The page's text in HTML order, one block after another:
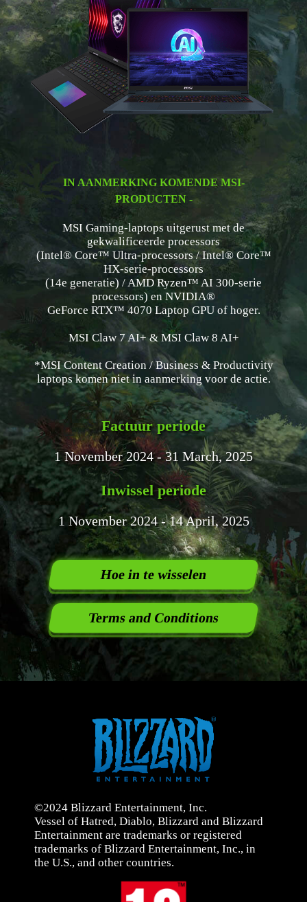
IN AANMERKING KOMENDE MSI-
PRODUCTEN -
MSI Gaming-laptops uitgerust met de
gekwalificeerde processors
(Intel® Core™ Ultra-processors / Intel® Core™
HX-serie-processors
(14e generatie) / AMD Ryzen™ AI 300-serie
processors) en NVIDIA®
GeForce RTX™ 4070 Laptop GPU of hoger.
MSI Claw 7 AI+ & MSI Claw 8 AI+
*MSI Content Creation / Business & Productivity
laptops komen niet in aanmerking voor de actie.
Factuur periode
1 November 2024 - 31 March, 2025
Inwissel periode
1 November 2024 - 14 April, 2025
Hoe in te wisselen
Terms and Conditions
©2024 Blizzard Entertainment, Inc.
Vessel of Hatred, Diablo, Blizzard and Blizzard
Entertainment are trademarks or registered
trademarks of Blizzard Entertainment, Inc., in
the U.S., and other countries.